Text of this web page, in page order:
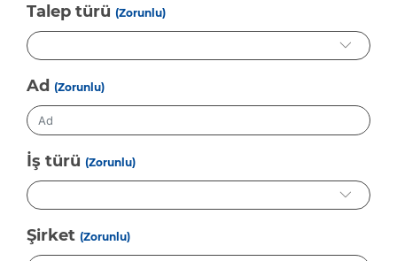
Talep türü (Zorunlu)
Ad (Zorunlu)
İş türü (Zorunlu)
Şirket (Zorunlu)